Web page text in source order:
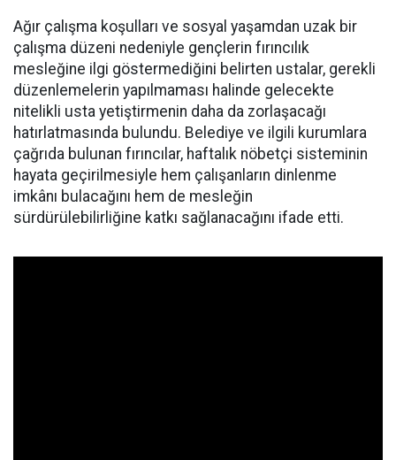
Ağır çalışma koşulları ve sosyal yaşamdan uzak bir
çalışma düzeni nedeniyle gençlerin fırıncılık
mesleğine ilgi göstermediğini belirten ustalar, gerekli
düzenlemelerin yapılmaması halinde gelecekte
nitelikli usta yetiştirmenin daha da zorlaşacağı
hatırlatmasında bulundu. Belediye ve ilgili kurumlara
çağrıda bulunan fırıncılar, haftalık nöbetçi sisteminin
hayata geçirilmesiyle hem çalışanların dinlenme
imkânı bulacağını hem de mesleğin
sürdürülebilirliğine katkı sağlanacağını ifade etti.